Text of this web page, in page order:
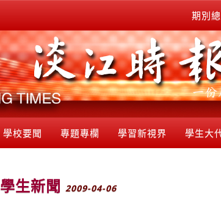
期別
學校要聞 專題專欄 學習新視界 學生大
學生新聞 2009-04-06